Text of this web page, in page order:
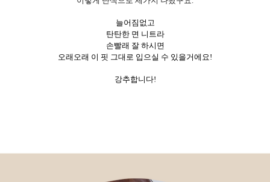
늘어짐없고
탄탄한 면 니트라
손빨래 잘 하시면
오래오래 이 핏 그대로 입으실 수 있을거에요!
강추합니다!